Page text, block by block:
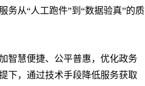
务从“人工跑件”到“数据验真”的质
慧便捷、公平普惠，优化政务
下，通过技术手段降低服务获取